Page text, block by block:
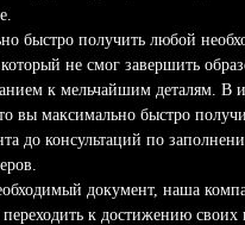
быстро получить любой
не смог завершить
к мельчайшим деталям. В
вы максимально быстро
до консультаций по
документ, наша
к достижению